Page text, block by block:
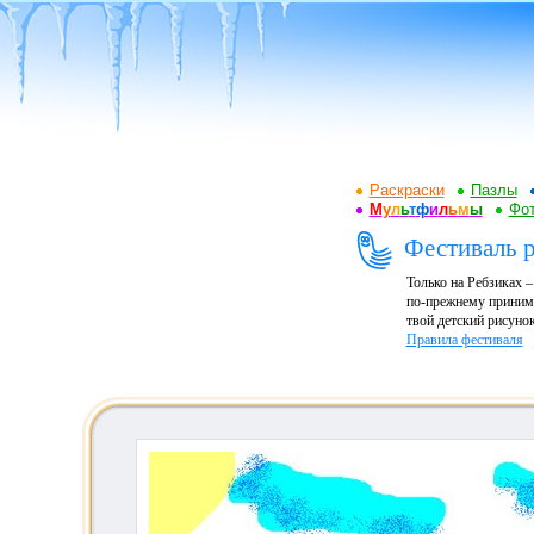
Раскраски
Пазлы
Мультфильмы
Фестиваль
Только на Ребзиках
по-прежнему
твой детский
Правила фестиваля